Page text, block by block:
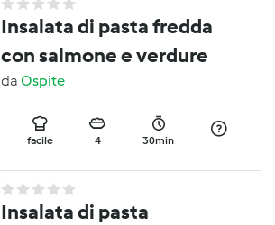
Insalata di pasta fredda
con salmone e verdure
da Ospite
facile 4 30min
Insalata di pasta